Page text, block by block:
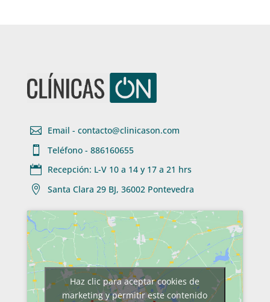
 Email - contacto@clinicason.com

Teléfono - 886160655
 Recepción: L-V 10 a 14 y 17 a 21 hrs

Santa Clara 29 BJ, 36002 Pontevedra
Haz clic para aceptar cookies de
marketing y permitir este contenido